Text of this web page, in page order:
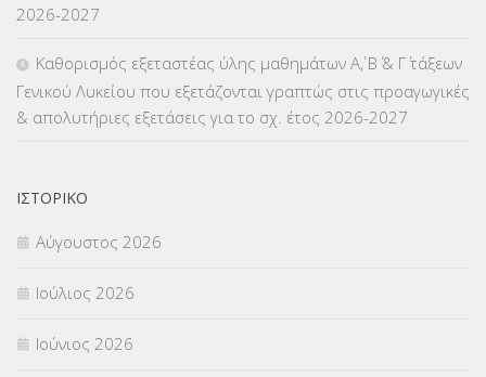
ΜΕΤΑΦΟΡΑ ΜΑΘΗΤΩΝ(3)
ΟΙΚΟΝΟΜΙΚΑ ΘΕΜΑΤΑ
Π.Ε.Κ. ΗΡΑΚΛΕΙΟΥ
ΠΑΝΕΛΛΑΔΙΚΕΣ ΕΞΕΤΑΣΕΙΣ
ΠΡΟΚΗΡΥΞΕΙΣ
2026-2027
Καθορισμός εξεταστέας ύλης μαθημάτων Α΄, Β΄ & Γ΄ τάξεων
Γενικού Λυκείου που εξετάζονται γραπτώς στις προαγωγικές
& απολυτήριες εξετάσεις για το σχ. έτος 2026-2027
ΙΣΤΟΡΙΚΌ
Αύγουστος 2026
Ιούλιος 2026
Ιούνιος 2026